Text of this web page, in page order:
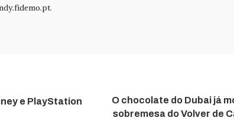
.
e PlayStation
O chocolate do Dubai já
sobremesa do Volver de